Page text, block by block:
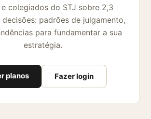
colegiados do STJ sobre 2,3
decisões: padrões de julgamento,
para fundamentar a sua
estratégia.
planos Fazer login